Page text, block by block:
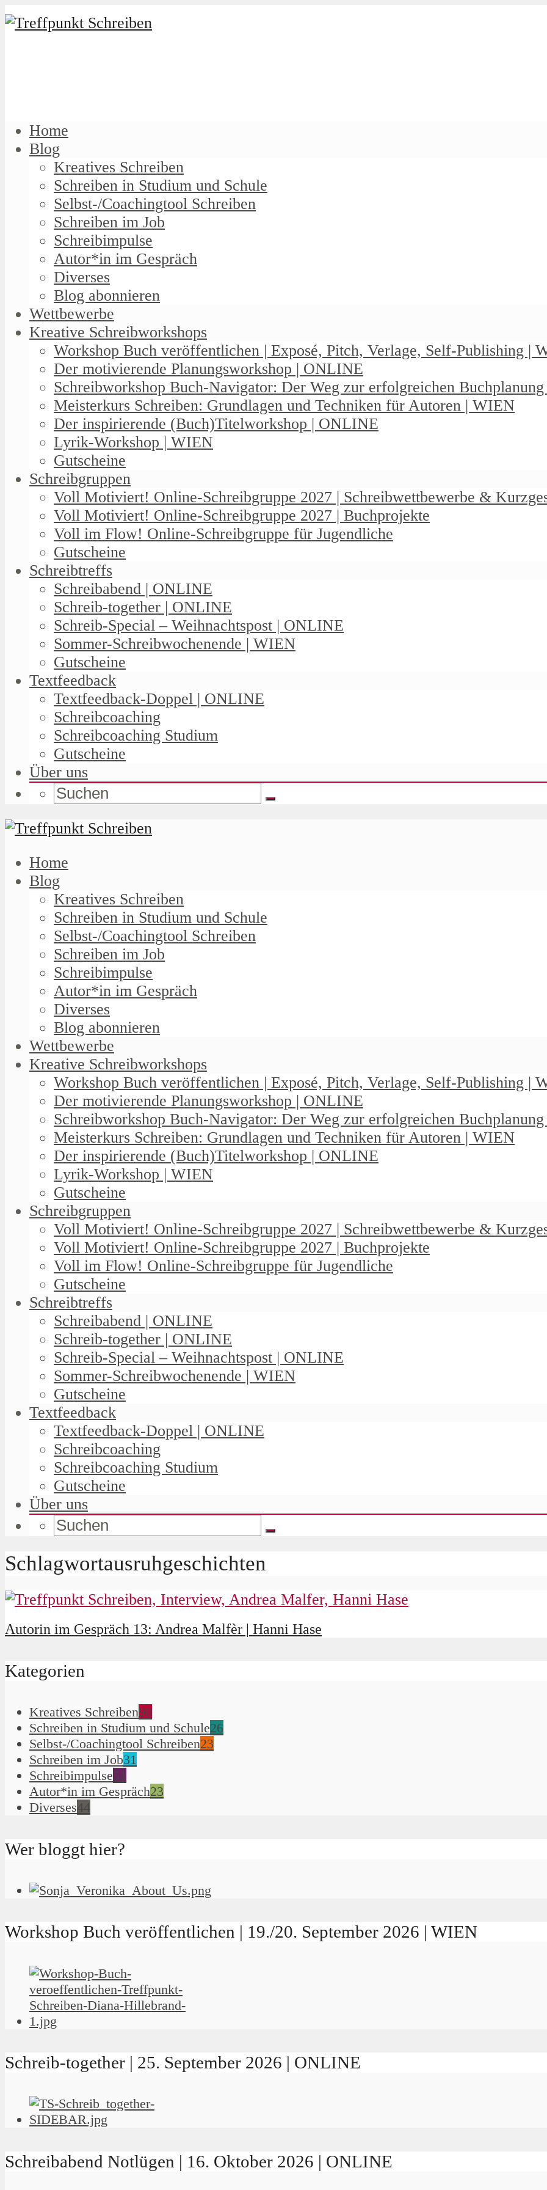
Home
Blog
Kreatives Schreiben
Schreiben in Studium und Schule
Selbst-/Coachingtool Schreiben
Schreiben im Job
Schreibimpulse
Autor*in im Gespräch
Diverses
Blog abonnieren
Wettbewerbe
Kreative Schreibworkshops
Workshop Buch veröffentlichen | Exposé, Pitch, Verlage, Self-Publishing |
Der motivierende Planungsworkshop | ONLINE
Schreibworkshop Buch-Navigator: Der Weg zur erfolgreichen
Meisterkurs Schreiben: Grundlagen und Techniken für Autoren | WIEN
Der inspirierende (Buch)Titelworkshop | ONLINE
Lyrik-Workshop | WIEN
Gutscheine
Schreibgruppen
Voll Motiviert! Online-Schreibgruppe 2027 | Schreibwettbewerbe &
Voll Motiviert! Online-Schreibgruppe 2027 | Buchprojekte
Voll im Flow! Online-Schreibgruppe für Jugendliche
Gutscheine
Schreibtreffs
Schreibabend | ONLINE
Schreib-together | ONLINE
Schreib-Special – Weihnachtspost | ONLINE
Sommer-Schreibwochenende | WIEN
Gutscheine
Textfeedback
Textfeedback-Doppel | ONLINE
Schreibcoaching
Schreibcoaching Studium
Gutscheine
Über uns
Home
Blog
Kreatives Schreiben
Schreiben in Studium und Schule
Selbst-/Coachingtool Schreiben
Schreiben im Job
Schreibimpulse
Autor*in im Gespräch
Diverses
Blog abonnieren
Wettbewerbe
Kreative Schreibworkshops
Workshop Buch veröffentlichen | Exposé, Pitch, Verlage, Self-Publishing |
Der motivierende Planungsworkshop | ONLINE
Schreibworkshop Buch-Navigator: Der Weg zur erfolgreichen
Meisterkurs Schreiben: Grundlagen und Techniken für Autoren | WIEN
Der inspirierende (Buch)Titelworkshop | ONLINE
Lyrik-Workshop | WIEN
Gutscheine
Schreibgruppen
Voll Motiviert! Online-Schreibgruppe 2027 | Schreibwettbewerbe &
Voll Motiviert! Online-Schreibgruppe 2027 | Buchprojekte
Voll im Flow! Online-Schreibgruppe für Jugendliche
Gutscheine
Schreibtreffs
Schreibabend | ONLINE
Schreib-together | ONLINE
Schreib-Special – Weihnachtspost | ONLINE
Sommer-Schreibwochenende | WIEN
Gutscheine
Textfeedback
Textfeedback-Doppel | ONLINE
Schreibcoaching
Schreibcoaching Studium
Gutscheine
Über uns
Schlagwortausruhgeschichten
Autorin im Gespräch 13: Andrea Malfèr | Hanni Hase
Kategorien
Kreatives Schreiben90
Schreiben in Studium und Schule26
Selbst-/Coachingtool Schreiben23
Schreiben im Job31
Schreibimpulse51
Autor*in im Gespräch23
Diverses44
Wer bloggt hier?
Workshop Buch veröffentlichen | 19./20. September 2026 | WIEN
Schreib-together | 25. September 2026 | ONLINE
Schreibabend Notlügen | 16. Oktober 2026 | ONLINE